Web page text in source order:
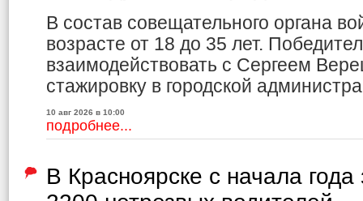
В состав совещательного органа
возрасте от 18 до 35 лет.
взаимодействовать с Сергеем
стажировку в городской
10 авг 2026 в 10:00
подробнее...
В Красноярске с начала